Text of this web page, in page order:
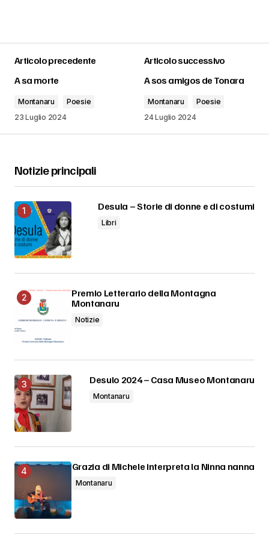
Articolo precedente
A sa morte
Montanaru
Poesie
23 Luglio 2024
Articolo successivo
A sos amigos de Tonara
Montanaru
Poesie
24 Luglio 2024
Notizie principali
Desula – Storie di donne e di costumi
Libri
Premio Letterario della Montagna
Montanaru
Notizie
Desulo 2024 – Casa Museo Montanaru
Montanaru
Grazia di Michele interpreta la Ninna nanna
Montanaru